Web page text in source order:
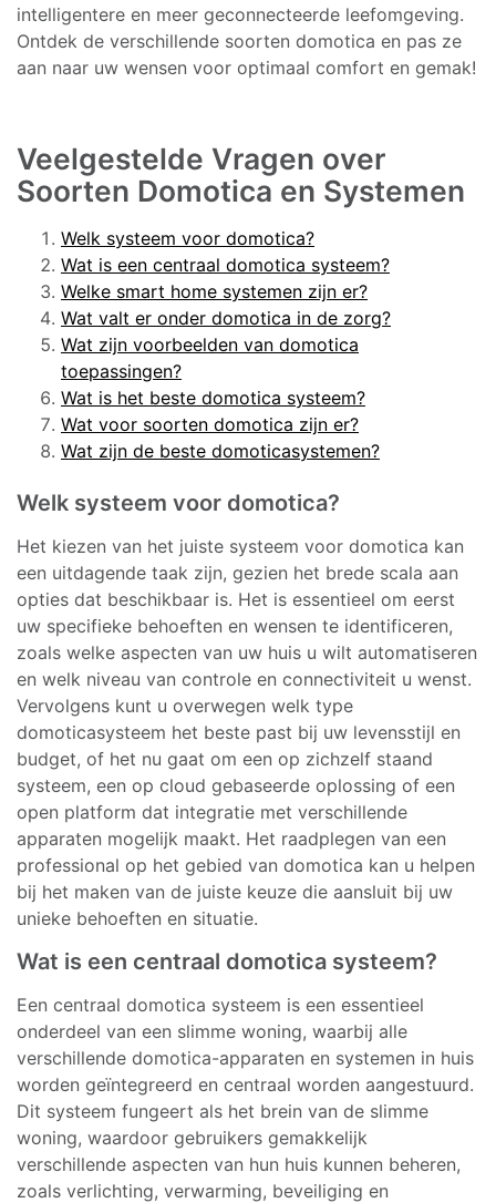
intelligentere en meer geconnecteerde leefomgeving.
Ontdek de verschillende soorten domotica en pas ze
aan naar uw wensen voor optimaal comfort en gemak!
Veelgestelde Vragen over
Soorten Domotica en Systemen
Welk systeem voor domotica?
Wat is een centraal domotica systeem?
Welke smart home systemen zijn er?
Wat valt er onder domotica in de zorg?
Wat zijn voorbeelden van domotica
toepassingen?
Wat is het beste domotica systeem?
Wat voor soorten domotica zijn er?
Wat zijn de beste domoticasystemen?
Welk systeem voor domotica?
Het kiezen van het juiste systeem voor domotica kan
een uitdagende taak zijn, gezien het brede scala aan
opties dat beschikbaar is. Het is essentieel om eerst
uw specifieke behoeften en wensen te identificeren,
zoals welke aspecten van uw huis u wilt automatiseren
en welk niveau van controle en connectiviteit u wenst.
Vervolgens kunt u overwegen welk type
domoticasysteem het beste past bij uw levensstijl en
budget, of het nu gaat om een op zichzelf staand
systeem, een op cloud gebaseerde oplossing of een
open platform dat integratie met verschillende
apparaten mogelijk maakt. Het raadplegen van een
professional op het gebied van domotica kan u helpen
bij het maken van de juiste keuze die aansluit bij uw
unieke behoeften en situatie.
Wat is een centraal domotica systeem?
Een centraal domotica systeem is een essentieel
onderdeel van een slimme woning, waarbij alle
verschillende domotica-apparaten en systemen in huis
worden geïntegreerd en centraal worden aangestuurd.
Dit systeem fungeert als het brein van de slimme
woning, waardoor gebruikers gemakkelijk
verschillende aspecten van hun huis kunnen beheren,
zoals verlichting, verwarming, beveiliging en